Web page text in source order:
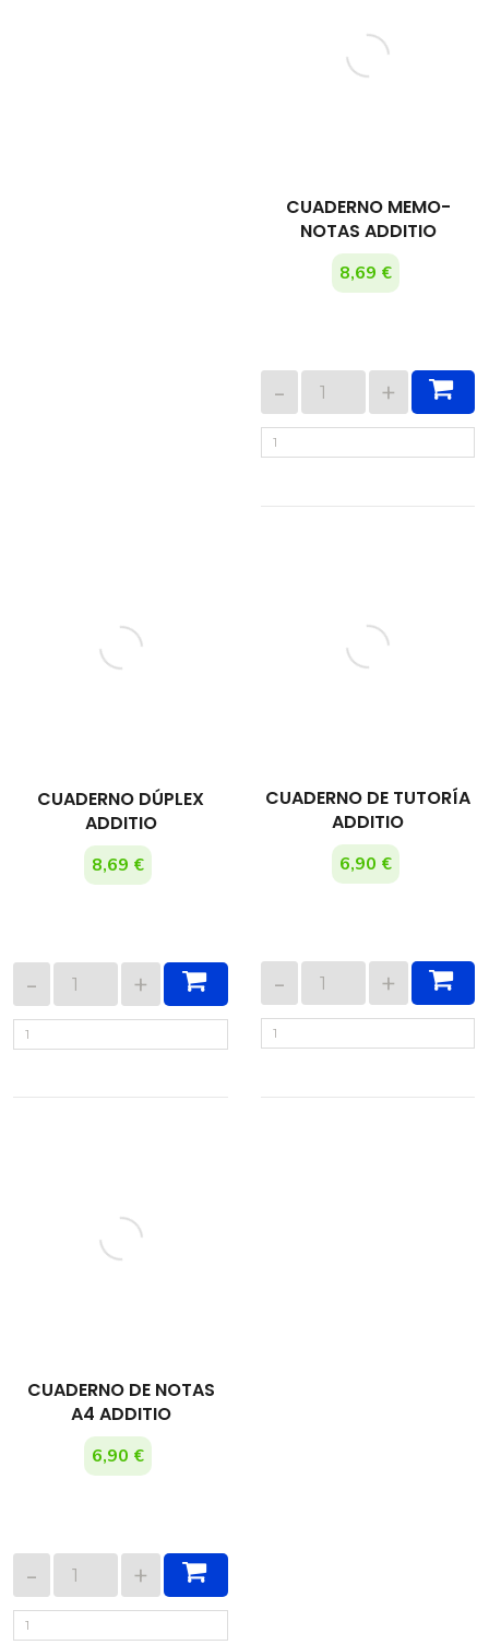
CUADERNO MEMO-
NOTAS ADDITIO
8,69 €
CUADERNO DÚPLEX
ADDITIO
8,69 €
CUADERNO DE TUTORÍA
ADDITIO
6,90 €
CUADERNO DE NOTAS
A4 ADDITIO
6,90 €